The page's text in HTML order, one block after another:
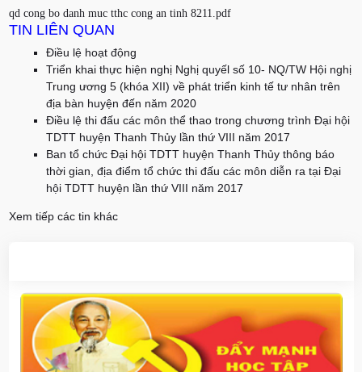
qd cong bo danh muc tthc cong an tinh 8211.pdf
TIN LIÊN QUAN
Điều lệ hoạt động
Triển khai thực hiện nghị Nghị quyếl số 10- NQ/TW Hội nghị
Trung ương 5 (khóa XII) về phát triển kinh tế tư nhân trên
địa bàn huyện đến năm 2020
Điều lệ thi đấu các môn thể thao trong chương trình Đại hội
TDTT huyện Thanh Thủy lần thứ VIII năm 2017
Ban tổ chức Đại hội TDTT huyện Thanh Thủy thông báo
thời gian, địa điểm tổ chức thi đấu các môn diễn ra tại Đại
hội TDTT huyện lần thứ VIII năm 2017
Xem tiếp các tin khác